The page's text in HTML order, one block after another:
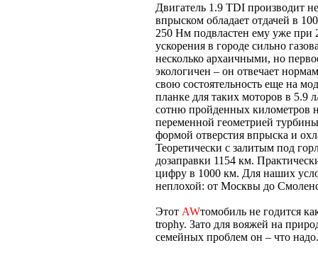
Двигатель 1.9 TDI производит
впрыском обладает отдачей в
250 Нм подвластен ему уже
ускорения в городе сильно
несколько архаичными, но
экологичен – он отвечает
свою состоятельность еще на
планке для таких моторов в 5.9
сотню пройденных километров
переменной геометрией
формой отверстия впрыска и
Теоретически с залитым под
дозаправки 1154 км.
цифру в 1000 км. Для наших
неплохой: от Москвы до
Этот AWтомобиль не годится
trophy. Зато для вояжей на
семейных проблем он – что